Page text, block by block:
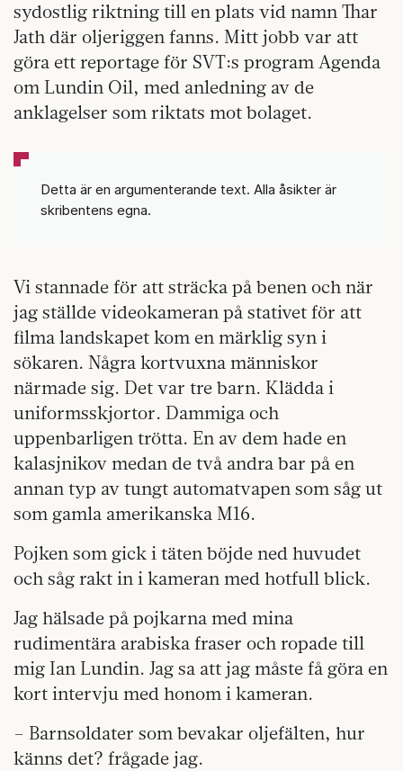
sydostlig riktning till en plats vid namn Thar
Jath där oljeriggen fanns. Mitt jobb var att
göra ett reportage för SVT:s program Agenda
om Lundin Oil, med anledning av de
anklagelser som riktats mot bolaget.
Detta är en argumenterande text. Alla åsikter är
skribentens egna.
Vi stannade för att sträcka på benen och när
jag ställde videokameran på stativet för att
filma landskapet kom en märklig syn i
sökaren. Några kortvuxna människor
närmade sig. Det var tre barn. Klädda i
uniformsskjortor. Dammiga och
uppenbarligen trötta. En av dem hade en
kalasjnikov medan de två andra bar på en
annan typ av tungt automatvapen som såg ut
som gamla amerikanska M16.
Pojken som gick i täten böjde ned huvudet
och såg rakt in i kameran med hotfull blick.
Jag hälsade på pojkarna med mina
rudimentära arabiska fraser och ropade till
mig Ian Lundin. Jag sa att jag måste få göra en
kort intervju med honom i kameran.
– Barnsoldater som bevakar oljefälten, hur
känns det? frågade jag.